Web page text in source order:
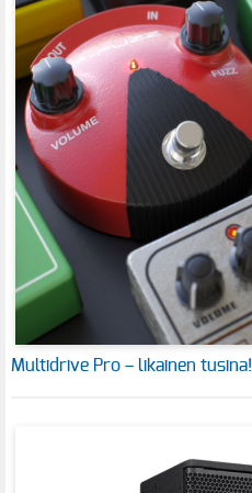
Multidrive Pro – likainen tusina!